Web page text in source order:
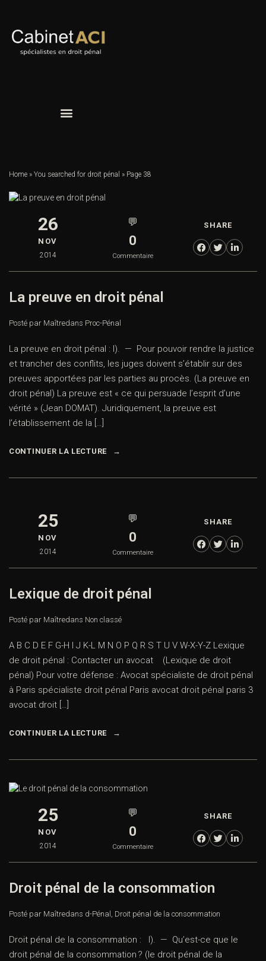
Home » You searched for droit pénal » Page 38
26
NOV
2014
💬
0
Commentaire
SHARE
La preuve en droit pénal
Posté par Maîtredans Proc-Pénal
La preuve en droit pénal : I). — Pour pouvoir rendre la justice
et trancher des conflits, les juges doivent s’établir sur des
preuves apportées par les parties au procès. (La preuve en
droit pénal) La preuve est « ce qui persuade l’esprit d’une
vérité » (Jean DOMAT). Juridiquement, la preuve est
l’établissement de la […]
CONTINUER LA LECTURE
25
NOV
2014
💬
0
Commentaire
SHARE
Lexique de droit pénal
Posté par Maîtredans Non classé
A B C D E F G-H I J K-L M N O P Q R S T U V W-X-Y-Z Lexique
de droit pénal : Contacter un avocat (Lexique de droit
pénal) Pour votre défense : Avocat spécialiste de droit pénal
à Paris spécialiste droit pénal Paris avocat droit pénal paris 3
avocat droit […]
CONTINUER LA LECTURE
25
NOV
2014
💬
0
Commentaire
SHARE
Droit pénal de la consommation
Posté par Maîtredans d-Pénal , Droit pénal de la consommation
Droit pénal de la consommation : I). — Qu’est-ce que le
droit pénal de la consommation ? (le droit pénal de la